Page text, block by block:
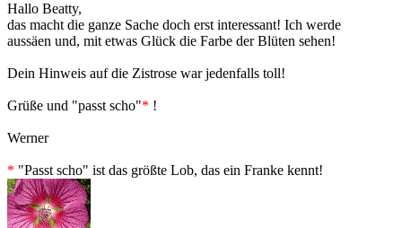
Hallo Beatty,
das macht die ganze Sache doch erst interessant! Ich werde
aussäen und, mit etwas Glück die Farbe der Blüten sehen!
Dein Hinweis auf die Zistrose war jedenfalls toll!
Grüße und "passt scho"* !
Werner
* "Passt scho" ist das größte Lob, das ein Franke kennt!